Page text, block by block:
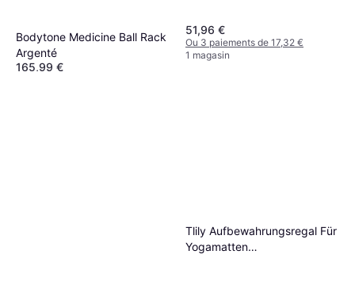
Bodytone Medicine Ball Rack
Argenté
165,99 €
51,96 €
Ou 3 paiements de 17,32 €
1 magasin
Tlily Aufbewahrungsregal Für
Yogamatten